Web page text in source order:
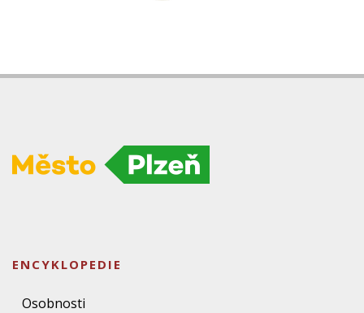
ENCYKLOPEDIE
Osobnosti